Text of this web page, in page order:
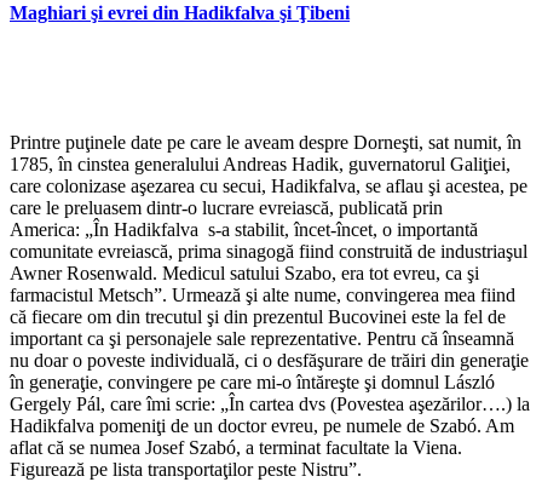
Maghiari şi evrei din Hadikfalva şi Ţibeni
Printre puţinele date pe care le aveam despre Dorneşti, sat numit, în
1785, în cinstea generalului Andreas Hadik, guvernatorul Galiţiei,
care colonizase aşezarea cu secui, Hadikfalva, se aflau şi acestea, pe
care le preluasem dintr-o lucrare evreiască, publicată prin
America: „În Hadikfalva s-a stabilit, încet-încet, o importantă
comunitate evreiască, prima sinagogă fiind construită de industriaşul
Awner Rosenwald. Medicul satului Szabo, era tot evreu, ca şi
farmacistul Metsch”. Urmează şi alte nume, convingerea mea fiind
că fiecare om din trecutul şi din prezentul Bucovinei este la fel de
important ca şi personajele sale reprezentative. Pentru că înseamnă
nu doar o poveste individuală, ci o desfăşurare de trăiri din generaţie
în generaţie, convingere pe care mi-o întăreşte şi domnul László
Gergely Pál, care îmi scrie: „În cartea dvs (Povestea aşezărilor….) la
Hadikfalva pomeniţi de un doctor evreu, pe numele de Szabó. Am
aflat că se numea Josef Szabó, a terminat facultate la Viena.
Figurează pe lista transportaţilor peste Nistru”.